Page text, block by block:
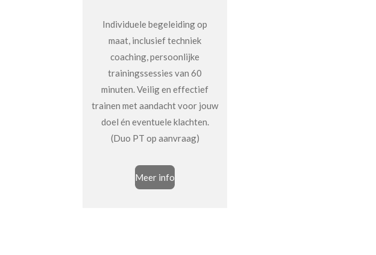
Individuele begeleiding op
maat, inclusief techniek
coaching, persoonlijke
trainingssessies van 60
minuten. Veilig en effectief
trainen met aandacht voor jouw
doel én eventuele klachten.
(Duo PT op aanvraag)
Meer info